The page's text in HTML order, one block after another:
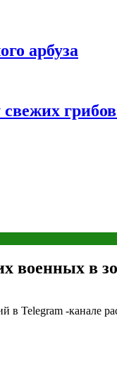
арбуза
военных в
-канале